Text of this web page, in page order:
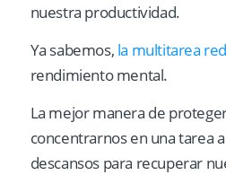
nuestra productividad.
Ya sabemos, la multitarea
rendimiento mental.
La mejor manera de
concentrarnos en una tarea
descansos para recuperar